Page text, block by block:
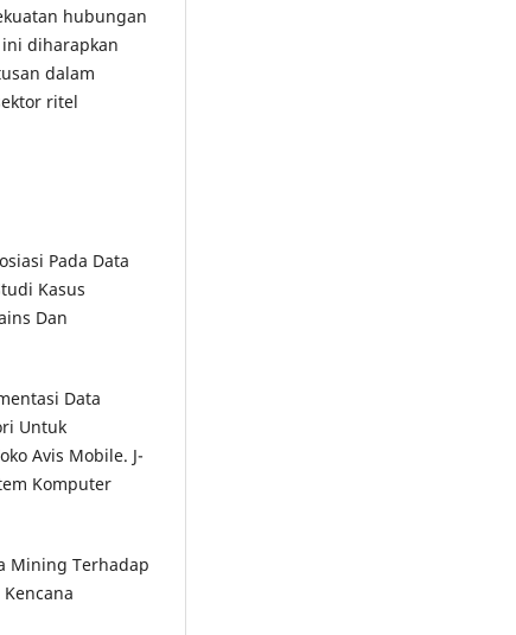
hubungan
diharapkan
dalam
ritel
Pada Data
Kasus
Dan
Data
Untuk
Avis Mobile. J-
Komputer
Mining Terhadap